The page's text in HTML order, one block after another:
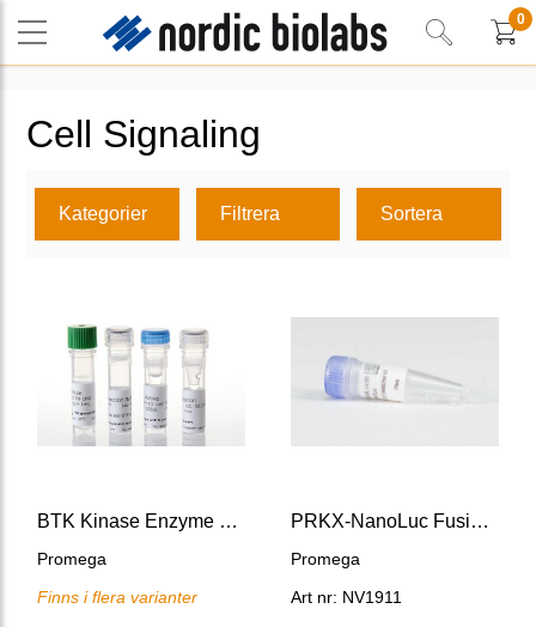
0
Cell Signaling
Kategorier Filtrera Sortera
BTK Kinase Enzyme System
Promega
Finns i flera varianter
PRKX-NanoLuc Fusion Vector
Promega
Art nr: NV1911